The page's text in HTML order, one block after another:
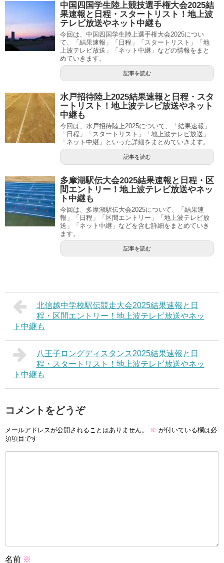
中国四国学生陸上競技選手権大会2025結
果速報と日程・スタートリスト！地上波
テレビ放送やネット中継も
今回は、中国四国学生陸上選手権大会2025につい
て、「結果速報」「日程」「スタートリスト」「地
上波テレビ放送」「ネット中継」などの情報をまと
めていきます。
記事を読む
水戸招待陸上2025結果速報と日程・スタ
ートリスト！地上波テレビ放送やネット
中継も
今回は、水戸招待陸上2025について、「結果速報」
「日程」「スタートリスト」「地上波テレビ放送」
「ネット中継」といった詳細をまとめていきます。
記事を読む
多摩湖駅伝大会2025結果速報と日程・区
間エントリー！地上波テレビ放送やネッ
ト中継も
今回は、多摩湖駅伝大会2025について、「結果速
報」「日程」「区間エントリー」「地上波テレビ放
送」「ネット中継」などを含む詳細をまとめていき
ます。
記事を読む
北信越中学校駅伝競走大会2025結果速報と日
程・区間エントリー！地上波テレビ放送やネッ
ト中継も
八王子ロングディスタンス2025結果速報と日
程・スタートリスト！地上波テレビ放送やネッ
ト中継も
コメントをどうぞ
メールアドレスが公開されることはありません。 ※ が付いている欄は必
須項目です
名前 ※